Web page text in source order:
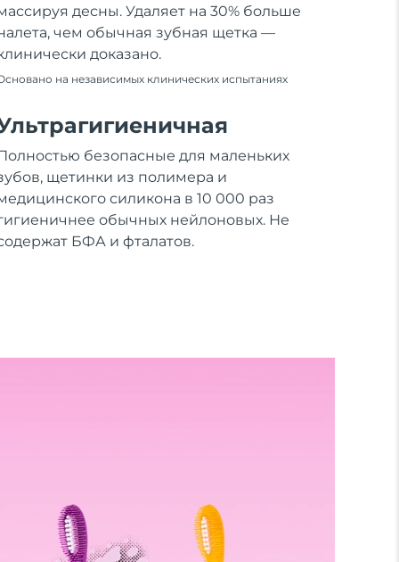
десны. Удаляет на 30% больше
чем обычная зубная щетка —
доказано.
на независимых клинических испытаниях
безопасные для маленьких
щетинки из полимера и
силикона в 10 000 раз
обычных нейлоновых. Не
БФА и фталатов.